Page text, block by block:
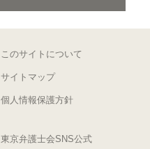
このサイトについて
サイトマップ
個人情報保護方針
東京弁護士会SNS公式